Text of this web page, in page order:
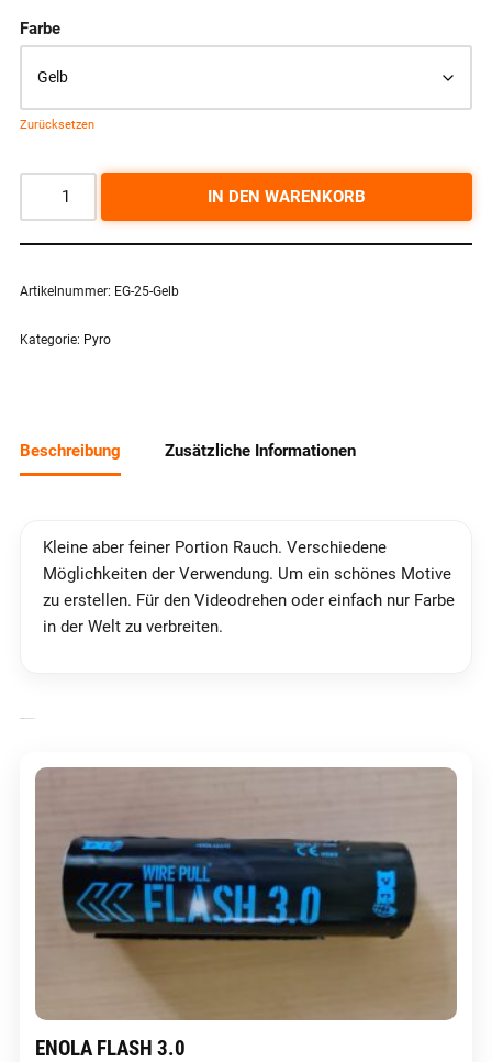
Farbe
Zurücksetzen
IN DEN WARENKORB
Artikelnummer: EG-25-Gelb
Kategorie: Pyro
Beschreibung Zusätzliche Informationen
Kleine aber feiner Portion Rauch. Verschiedene
Möglichkeiten der Verwendung. Um ein schönes Motive
zu erstellen. Für den Videodrehen oder einfach nur Farbe
in der Welt zu verbreiten.
ENOLA FLASH 3.0